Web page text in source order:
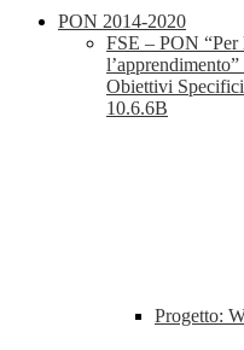
PON 2014-2020
FSE – PON “Per
Obiettivi
10.6.6B
Progetto: